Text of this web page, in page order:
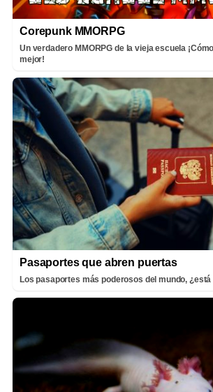
Corepunk MMORPG
Un verdadero MMORPG de la vieja escuela
mejor!
Pasaportes que abren puertas
Los pasaportes más poderosos del mundo, ¿está